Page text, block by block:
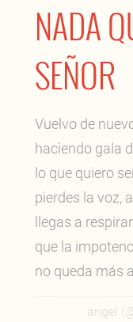
NADA
SEÑOR
Vuelvo de
haciendo gala
lo que quiero
pierdes la voz,
llegas a
que la
no queda más
angel